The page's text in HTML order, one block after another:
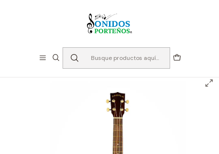
Instrumentos de Cuerda